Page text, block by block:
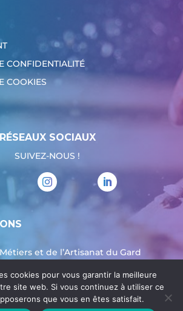
CONFIDENTIALITÉ
COOKIES
RÉSEAUX SOCIAUX
SUIVEZ-NOUS !
et de l’Artisanat du Gard
Juin
00
cookies pour vous garantir la meilleure
site web. Si vous continuez à utiliser ce
que vous en êtes satisfait.